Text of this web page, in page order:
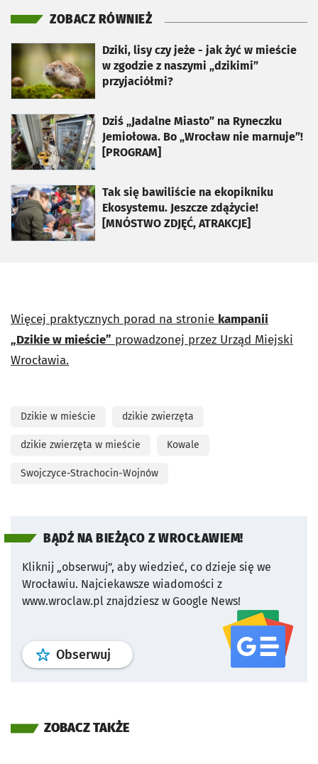
ZOBACZ RÓWNIEŻ
Dziki, lisy czy jeże - jak żyć w mieście
w zgodzie z naszymi „dzikimi”
przyjaciółmi?
otworzy się w nowej karcie
Dziś „Jadalne Miasto” na Ryneczku
Jemiołowa. Bo „Wrocław nie marnuje”!
[PROGRAM]
otworzy się w nowej karcie
Tak się bawiliście na ekopikniku
Ekosystemu. Jeszcze zdążycie!
[MNÓSTWO ZDJĘĆ, ATRAKCJE]
otworzy się w nowej karcie
Więcej praktycznych porad na stronie kampanii
„Dzikie w mieście” prowadzonej przez Urząd Miejski
Wrocławia.
Dzikie w mieście dzikie zwierzęta
dzikie zwierzęta w mieście Kowale
Swojczyce-Strachocin-Wojnów
BĄDŹ NA BIEŻĄCO Z WROCŁAWIEM!
Kliknij „obserwuj”, aby wiedzieć, co dzieje się we
Wrocławiu. Najciekawsze wiadomości z
www.wroclaw.pl znajdziesz w Google News!
Obserwuj profil serwisu
ZOBACZ TAKŻE